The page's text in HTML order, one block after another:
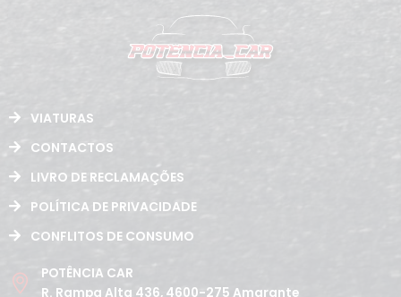
VIATURAS
CONTACTOS
LIVRO DE RECLAMAÇÕES
POLÍTICA DE PRIVACIDADE
CONFLITOS DE CONSUMO
POTÊNCIA CAR
R. Rampa Alta 436, 4600-275 Amarante